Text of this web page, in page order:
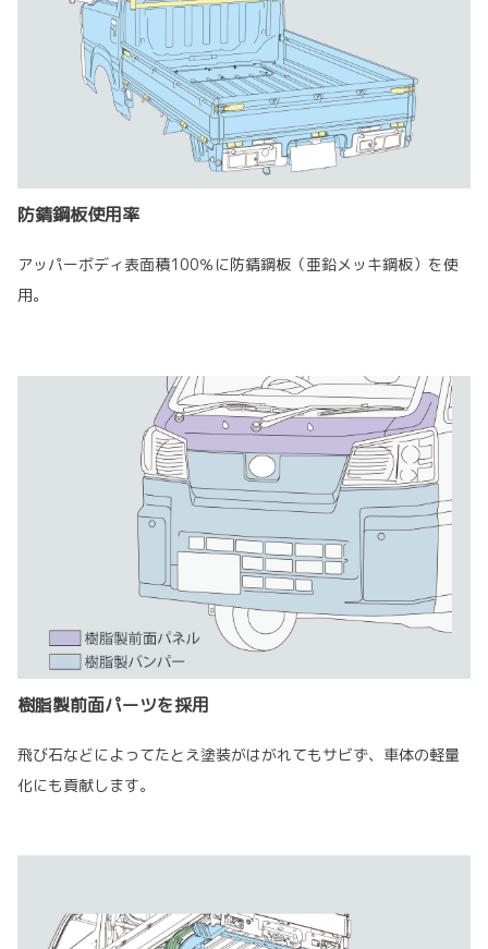
防錆鋼板使用率
アッパーボディ表面積100％に防錆鋼板（亜鉛メッキ鋼板）を使
用。
樹脂製前面パーツを採用
飛び石などによってたとえ塗装がはがれてもサビず、車体の軽量
化にも貢献します。